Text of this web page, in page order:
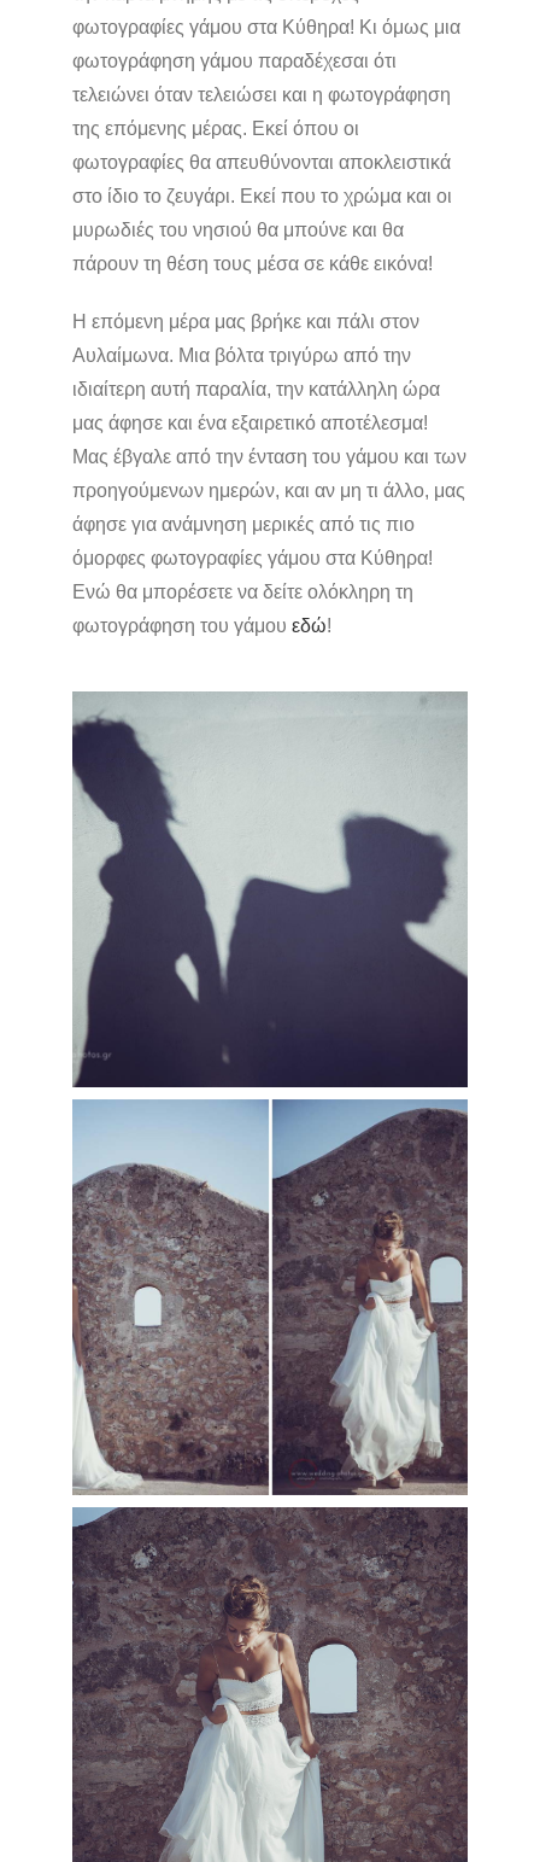
φωτογραφίες γάμου στα Κύθηρα! Κι όμως μια
φωτογράφηση γάμου παραδέχεσαι ότι
τελειώνει όταν τελειώσει και η φωτογράφηση
της επόμενης μέρας. Εκεί όπου οι
φωτογραφίες θα απευθύνονται αποκλειστικά
στο ίδιο το ζευγάρι. Εκεί που το χρώμα και οι
μυρωδιές του νησιού θα μπούνε και θα
πάρουν τη θέση τους μέσα σε κάθε εικόνα!
Η επόμενη μέρα μας βρήκε και πάλι στον
Αυλαίμωνα. Μια βόλτα τριγύρω από την
ιδιαίτερη αυτή παραλία, την κατάλληλη ώρα
μας άφησε και ένα εξαιρετικό αποτέλεσμα!
Μας έβγαλε από την ένταση του γάμου και των
προηγούμενων ημερών, και αν μη τι άλλο, μας
άφησε για ανάμνηση μερικές από τις πιο
όμορφες φωτογραφίες γάμου στα Κύθηρα!
Ενώ θα μπορέσετε να δείτε ολόκληρη τη
φωτογράφηση του γάμου εδώ!